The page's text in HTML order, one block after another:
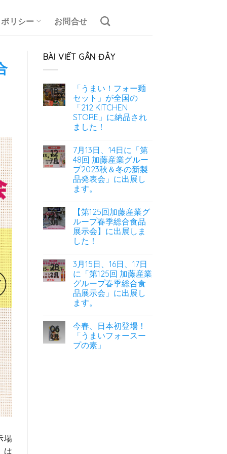
ポリシー お問合せ
場
は
BÀI VIẾT GẦN ĐÂY
18
7月
「うまい！フォー麺
セット」が全国の
「212 KITCHEN
STORE」に納品され
ました！
12
7月
7月13日、14日に「第
48回 加藤産業グルー
プ2023秋＆冬の新製
品発表会」に出展し
ます。
23
3月
【第125回加藤産業グ
ループ春季総合食品
展示会】に出展しま
した！
28
2月
3月15日、16日、17日
に「第125回 加藤産業
グループ春季総合食
品展示会」に出展し
ます。
06
2月
今春、日本初登場！
「うまいフォースー
プの素」